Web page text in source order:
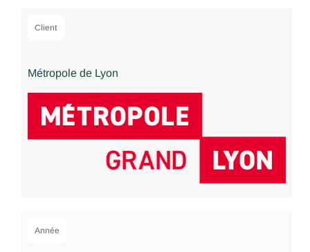
Client
Métropole de Lyon
Année